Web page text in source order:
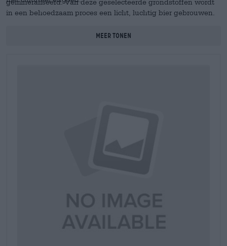
gemineraliseerd. Van deze geselecteerde grondstoffen wordt
in een behoedzaam proces een licht, luchtig bier gebrouwen.
Meer tonen